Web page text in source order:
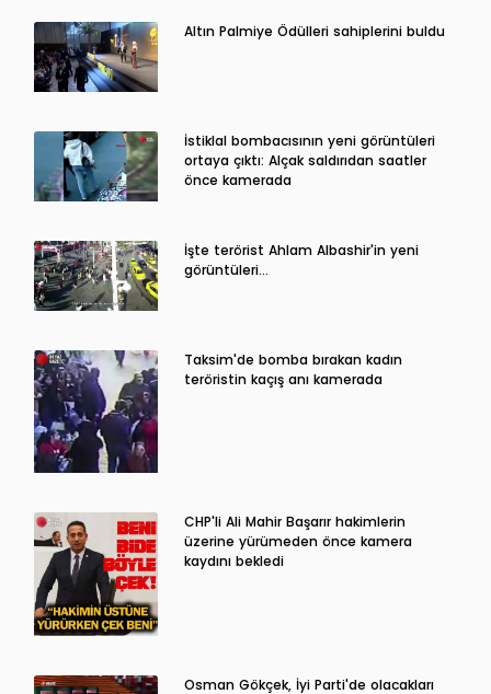
Altın Palmiye Ödülleri sahiplerini buldu
İstiklal bombacısının yeni görüntüleri
ortaya çıktı: Alçak saldırıdan saatler
önce kamerada
İşte terörist Ahlam Albashir'in yeni
görüntüleri…
Taksim'de bomba bırakan kadın
teröristin kaçış anı kamerada
CHP'li Ali Mahir Başarır hakimlerin
üzerine yürümeden önce kamera
kaydını bekledi
Osman Gökçek, İyi Parti'de olacakları